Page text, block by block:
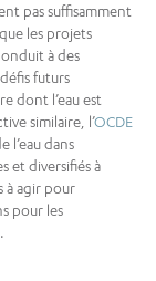
pas suffisamment
les projets
à des
futurs
dont l’eau est
similaire, l’OCDE
l’eau dans
et diversifiés à
à agir pour
pour les